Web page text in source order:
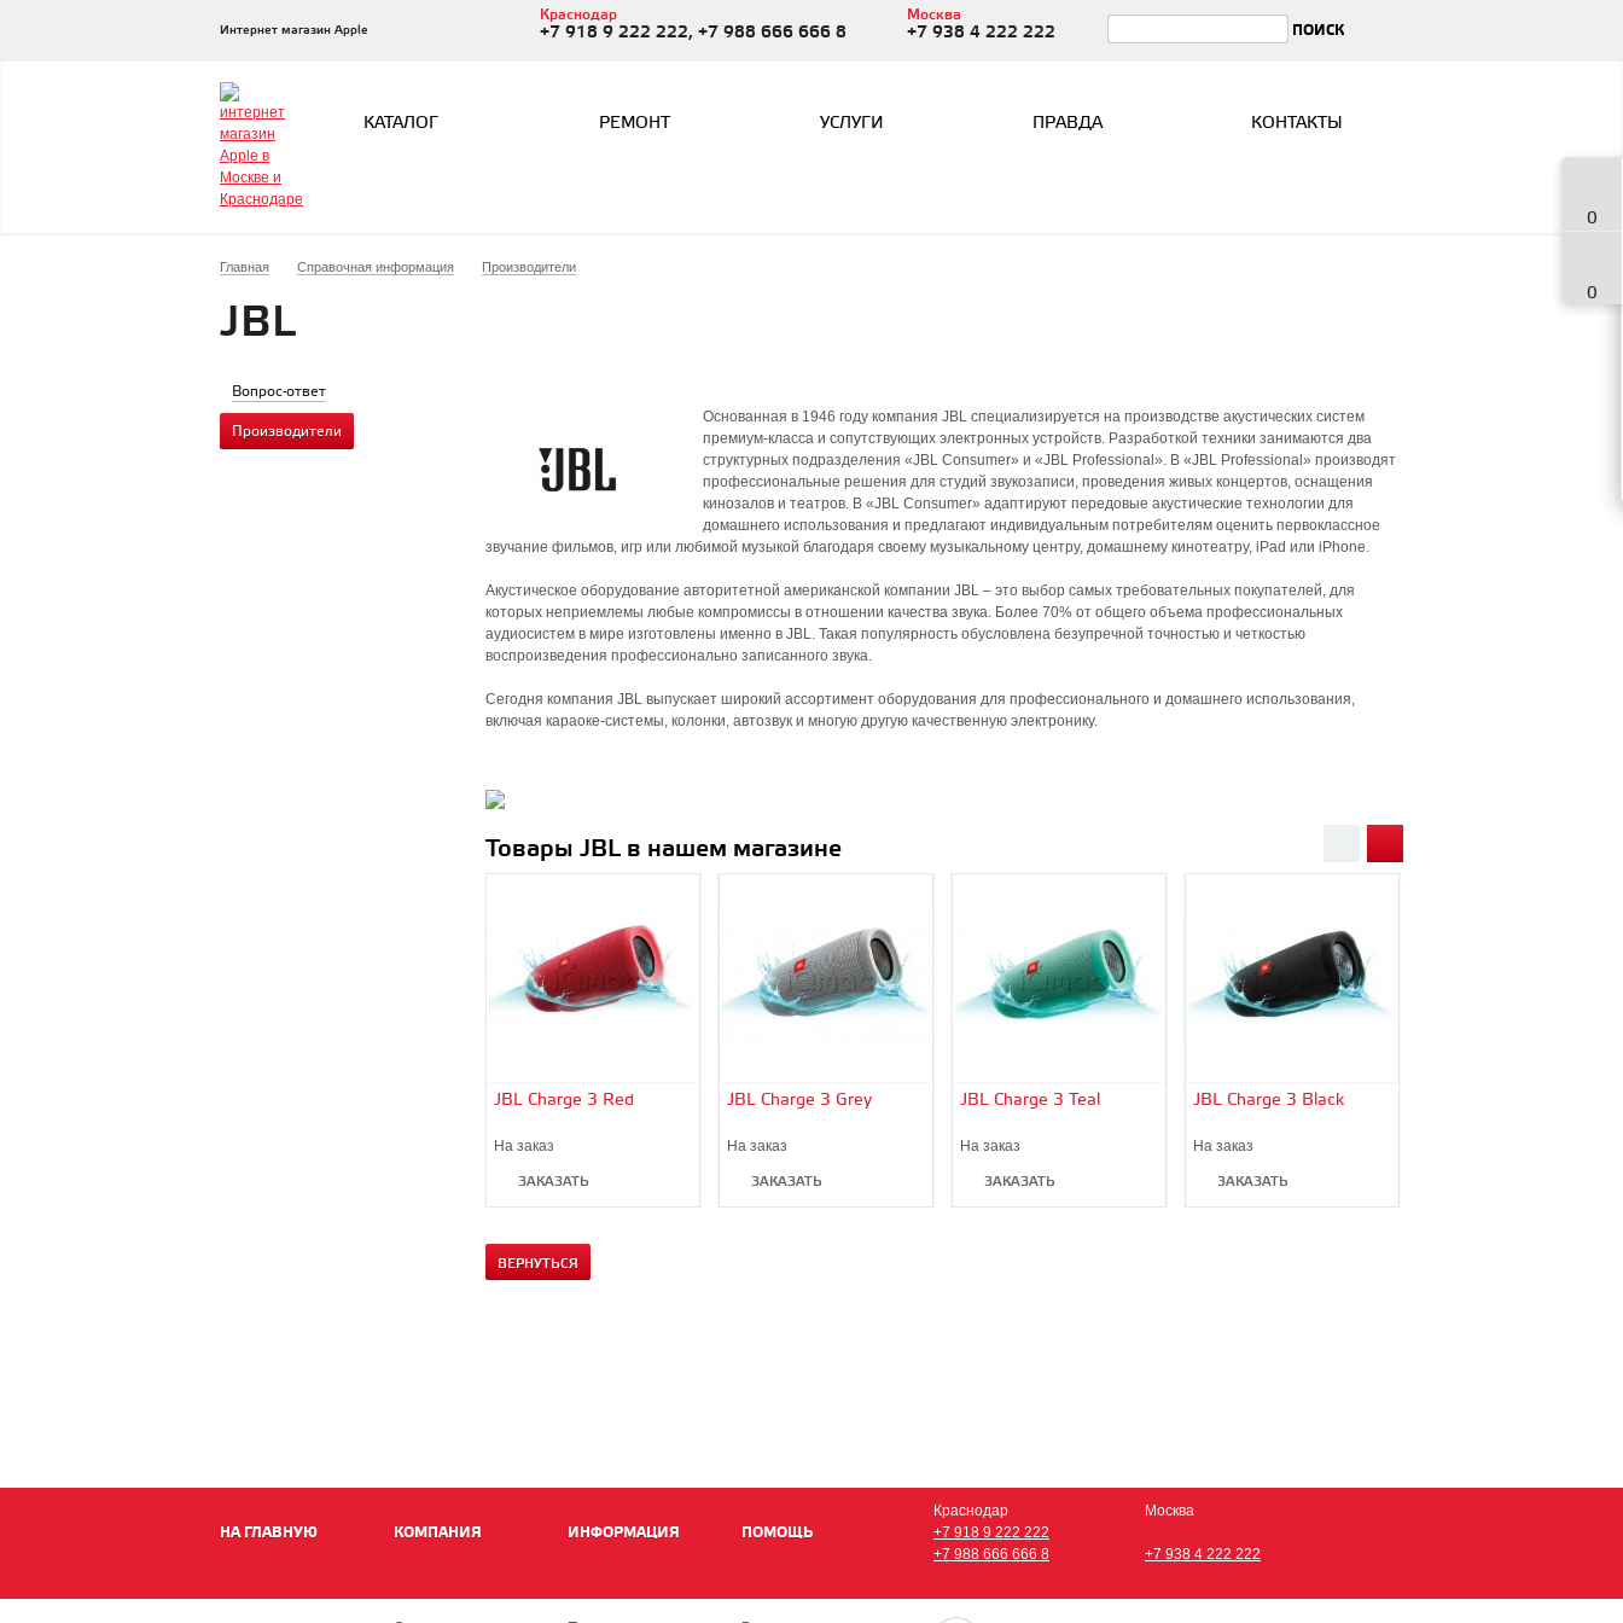
Интернет магазин Apple
Краснодар
+7 918 9 222 222, +7 988 666 666 8
Москва
+7 938 4 222 222
КАТАЛОГ РЕМОНТ УСЛУГИ ПРАВДА КОНТАКТЫ
0
0
Главная Справочная информация Производители
JBL
Вопрос-ответ
Производители
Основанная в 1946 году компания JBL специализируется на производстве акустических систем
премиум-класса и сопутствующих электронных устройств. Разработкой техники занимаются два
структурных подразделения «JBL Consumer» и «JBL Professional». В «JBL Professional» производят
профессиональные решения для студий звукозаписи, проведения живых концертов, оснащения
кинозалов и театров. В «JBL Consumer» адаптируют передовые акустические технологии для
домашнего использования и предлагают индивидуальным потребителям оценить первоклассное
звучание фильмов, игр или любимой музыкой благодаря своему музыкальному центру, домашнему кинотеатру, iPad или iPhone.
Акустическое оборудование авторитетной американской компании JBL – это выбор самых требовательных покупателей, для
которых неприемлемы любые компромиссы в отношении качества звука. Более 70% от общего объема профессиональных
аудиосистем в мире изготовлены именно в JBL. Такая популярность обусловлена безупречной точностью и четкостью
воспроизведения профессионально записанного звука.
Сегодня компания JBL выпускает широкий ассортимент оборудования для профессионального и домашнего использования,
включая караоке-системы, колонки, автозвук и многую другую качественную электронику.
Товары JBL в нашем магазине
JBL Charge 3 Red
На заказ
ЗАКАЗАТЬ
JBL Charge 3 Grey
На заказ
ЗАКАЗАТЬ
JBL Charge 3 Teal
На заказ
ЗАКАЗАТЬ
JBL Charge 3 Black
На заказ
ЗАКАЗАТЬ
ВЕРНУТЬСЯ
НА ГЛАВНУЮ КОМПАНИЯ ИНФОРМАЦИЯ ПОМОЩЬ
Краснодар
+7 918 9 222 222
+7 988 666 666 8
Москва
+7 938 4 222 222